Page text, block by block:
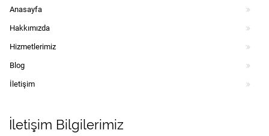
Anasayfa
Hakkımızda
Hizmetlerimiz
Blog
İletişim
İletişim Bilgilerimiz